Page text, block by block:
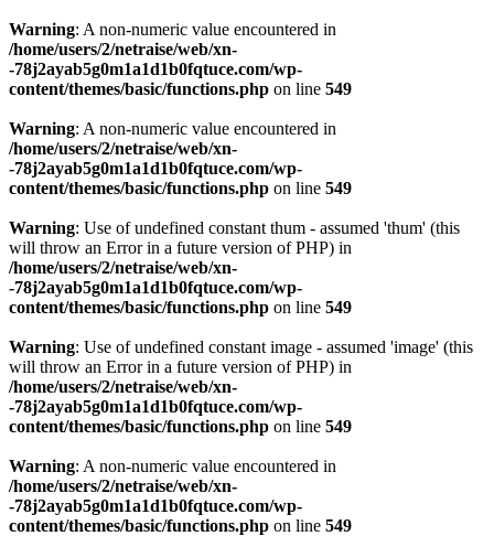
Warning: A non-numeric value encountered in
/home/users/2/netraise/web/xn-
-78j2ayab5g0m1a1d1b0fqtuce.com/wp-
content/themes/basic/functions.php on line 549
Warning: A non-numeric value encountered in
/home/users/2/netraise/web/xn-
-78j2ayab5g0m1a1d1b0fqtuce.com/wp-
content/themes/basic/functions.php on line 549
Warning: Use of undefined constant thum - assumed 'thum' (this
will throw an Error in a future version of PHP) in
/home/users/2/netraise/web/xn-
-78j2ayab5g0m1a1d1b0fqtuce.com/wp-
content/themes/basic/functions.php on line 549
Warning: Use of undefined constant image - assumed 'image' (this
will throw an Error in a future version of PHP) in
/home/users/2/netraise/web/xn-
-78j2ayab5g0m1a1d1b0fqtuce.com/wp-
content/themes/basic/functions.php on line 549
Warning: A non-numeric value encountered in
/home/users/2/netraise/web/xn-
-78j2ayab5g0m1a1d1b0fqtuce.com/wp-
content/themes/basic/functions.php on line 549